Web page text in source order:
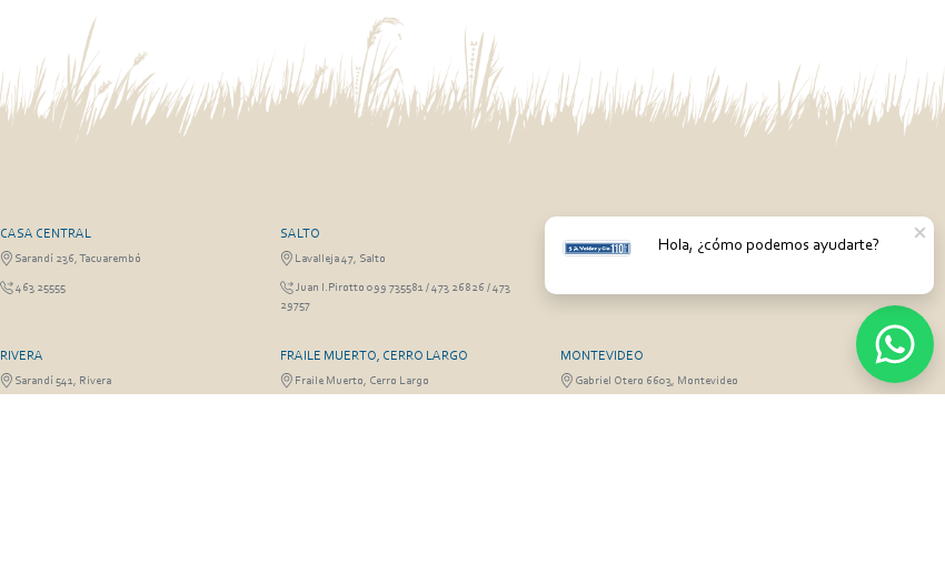
CASA CENTRAL
Sarandí 236, Tacuarembó
463 25555
SALTO
Lavalleja 47, Salto
Juan I.Pirotto 099 735581 / 473 26826 / 473
29757
Sarandí 351 - Local 03
RIVERA
Sarandí 541, Rivera
FRAILE MUERTO, CERRO LARGO
Fraile Muerto, Cerro Largo
MONTEVIDEO
Gabriel Otero 6603, Montevideo
Hola, ¿cómo podemos ayudarte?